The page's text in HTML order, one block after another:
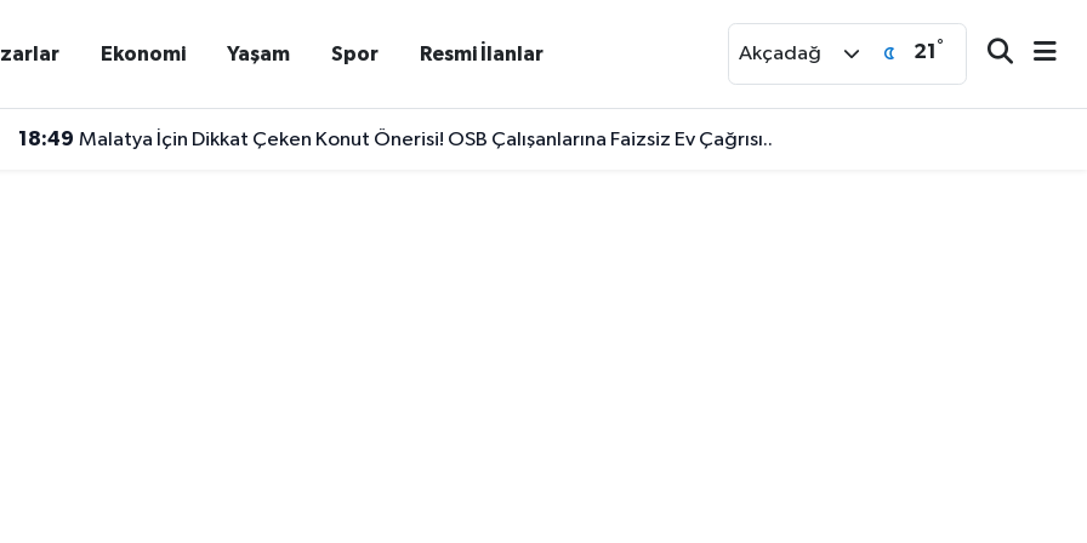
Ekonomi Yaşam Spor Resmi İlanlar Akçadağ 21 °
18:49 Malatya İçin Dikkat Çeken Konut Önerisi! OSB Çalışanlarına Faizsiz Ev Çağrısı..